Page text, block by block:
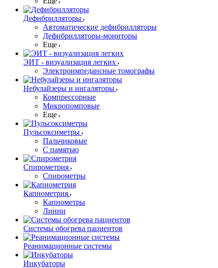
Дефибрилляторы
Автоматические дефибрилляторы
Дефибрилляторы-мониторы
Еще
ЭИТ - визуализация легких
Электроимпедансные томографы
Небулайзеры и ингаляторы
Компрессорные
Микропомповые
Еще
Пульсоксиметры
Пальчиковые
С памятью
Спирометрия
Спирометры
Капнометрия
Капнометры
Линии
Системы обогрева пациентов
Реанимационные системы
Инкубаторы